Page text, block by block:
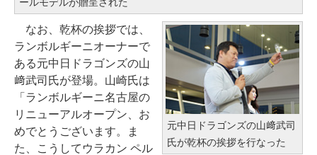
元中日ドラゴンズの山﨑武司
氏が乾杯の挨拶を行なった
なお、乾杯の挨拶では、
ランボルギーニオーナーで
ある元中日ドラゴンズの山
﨑武司氏が登場。山崎氏は
「ランボルギーニ名古屋の
リニューアルオープン、お
めでとうございます。ま
た、こうしてウラカン ペル